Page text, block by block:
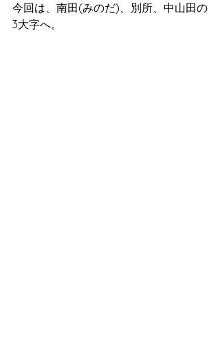
今回は、南田(みのだ)、別所、中山田の
3大字へ。